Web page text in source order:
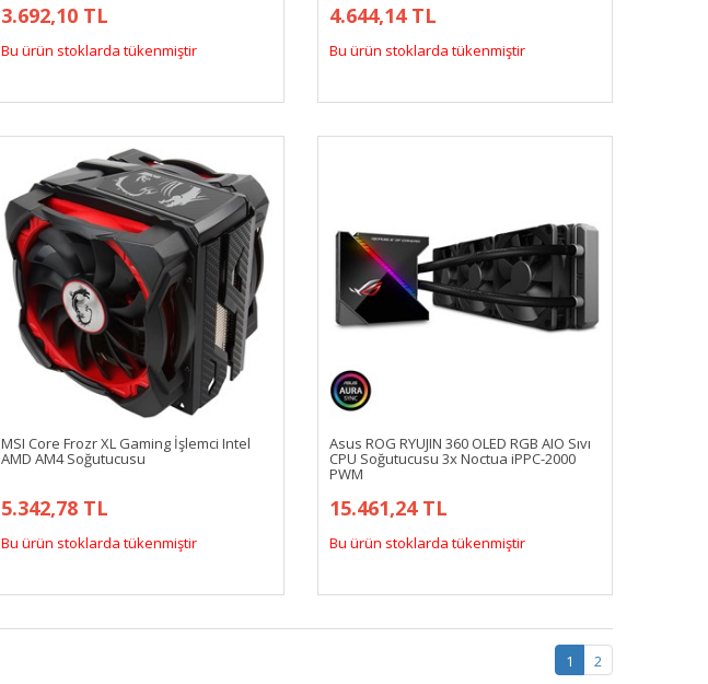
3.692,10 TL
Bu ürün stoklarda tükenmiştir
4.644,14 TL
Bu ürün stoklarda tükenmiştir
MSI Core Frozr XL Gaming İşlemci Intel
AMD AM4 Soğutucusu
5.342,78 TL
Bu ürün stoklarda tükenmiştir
Asus ROG RYUJIN 360 OLED RGB AIO Sıvı
CPU Soğutucusu 3x Noctua iPPC-2000
PWM
15.461,24 TL
Bu ürün stoklarda tükenmiştir
1 2